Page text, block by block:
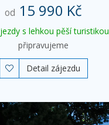
od 15 990 Kč
s lehkou pěší turistikou
připravujeme
 Detail zájezdu